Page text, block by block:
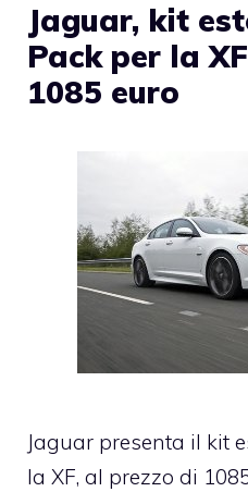
Jaguar, kit
Pack per la
1085 euro
Jaguar presenta il kit
la XF, al prezzo di